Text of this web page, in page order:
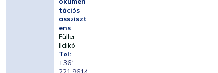
tációs
assziszt
ens
Füller
Ildikó
Tel:
+361